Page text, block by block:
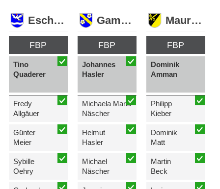
Eschen
FBP
Tino
Quaderer
Fredy
Allgäuer
Günter
Meier
Sybille
Oehry
Gamprin
FBP
Johannes
Hasler
Michaela Maria
Näscher
Helmut
Hasler
Michael
Näscher
Mauren
FBP
Dominik
Amman
Philipp
Kieber
Dominik
Matt
Martin
Beck